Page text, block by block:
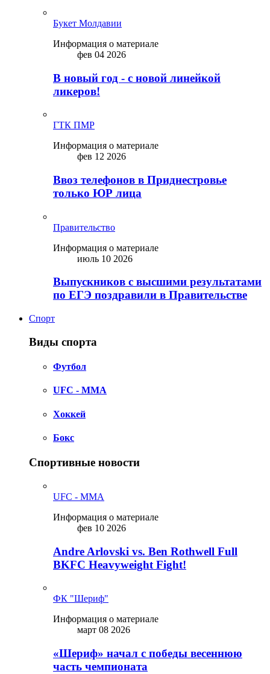
Букет Молдавии
Информация о материале
фев 04 2026
В новый год - с новой линейкой
ликepoв!
ГТК ПМР
Информация о материале
фев 12 2026
Ввоз телефонов в Приднестровье
только ЮР лица
Правительство
Информация о материале
июль 10 2026
Выпускников с высшими результатами
по ЕГЭ поздравили в Правительстве
Спорт
Виды спорта
Футбол
UFC - MMA
Хоккей
Бокс
Спортивные новости
UFC - MMA
Информация о материале
фев 10 2026
Andre Arlovski vs. Ben Rothwell Full
BKFC Heavyweight Fight!
ФК "Шериф"
Информация о материале
март 08 2026
«Шериф» начал с победы весеннюю
часть чемпионата